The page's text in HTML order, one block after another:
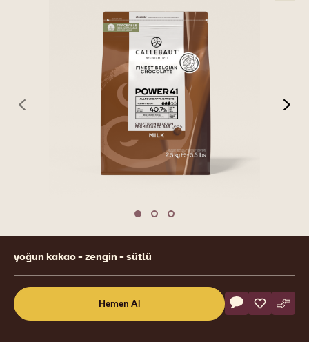
previous
Move to slide 1
Move to slide 2
Move to slide 3
Product
information
yoğun kakao - zengin - sütlü
Hemen Al
a
Actions
Yorum yaz
- SütlüKaydet
- Sütlü
-